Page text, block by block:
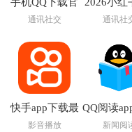
方正版
通讯社交
最新
通讯社
快手app下载最
新版
影音播放
QQ阅读
官方
新闻阅